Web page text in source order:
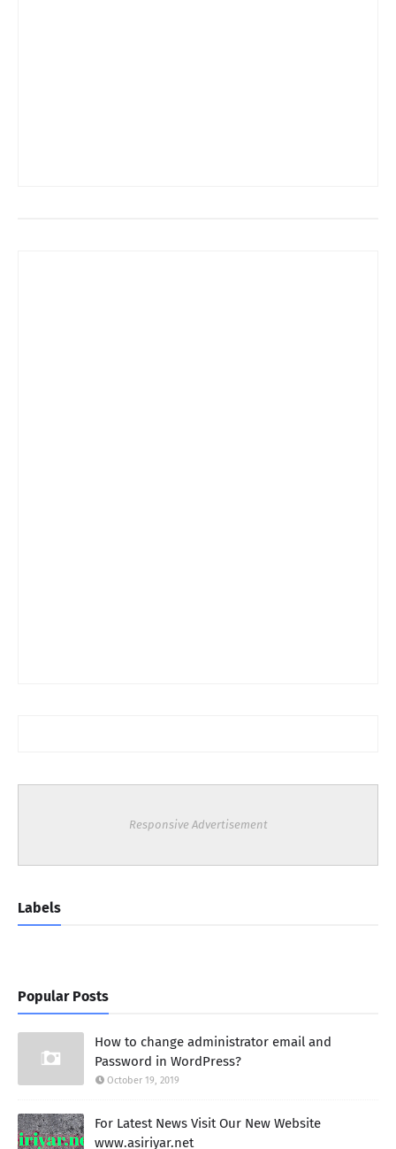
Responsive Advertisement
Labels
Popular Posts
How to change administrator email and
Password in WordPress?
October 19, 2019
For Latest News Visit Our New Website
www.asiriyar.net